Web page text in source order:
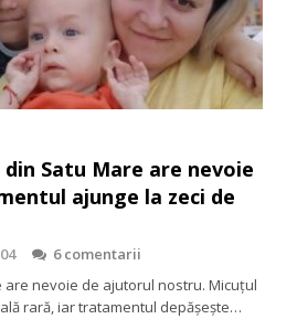
din Satu Mare are nevoie
ajunge la zeci de
6 comentarii
are nevoie de ajutorul nostru. Micuțul
rară, iar tratamentul depășește…